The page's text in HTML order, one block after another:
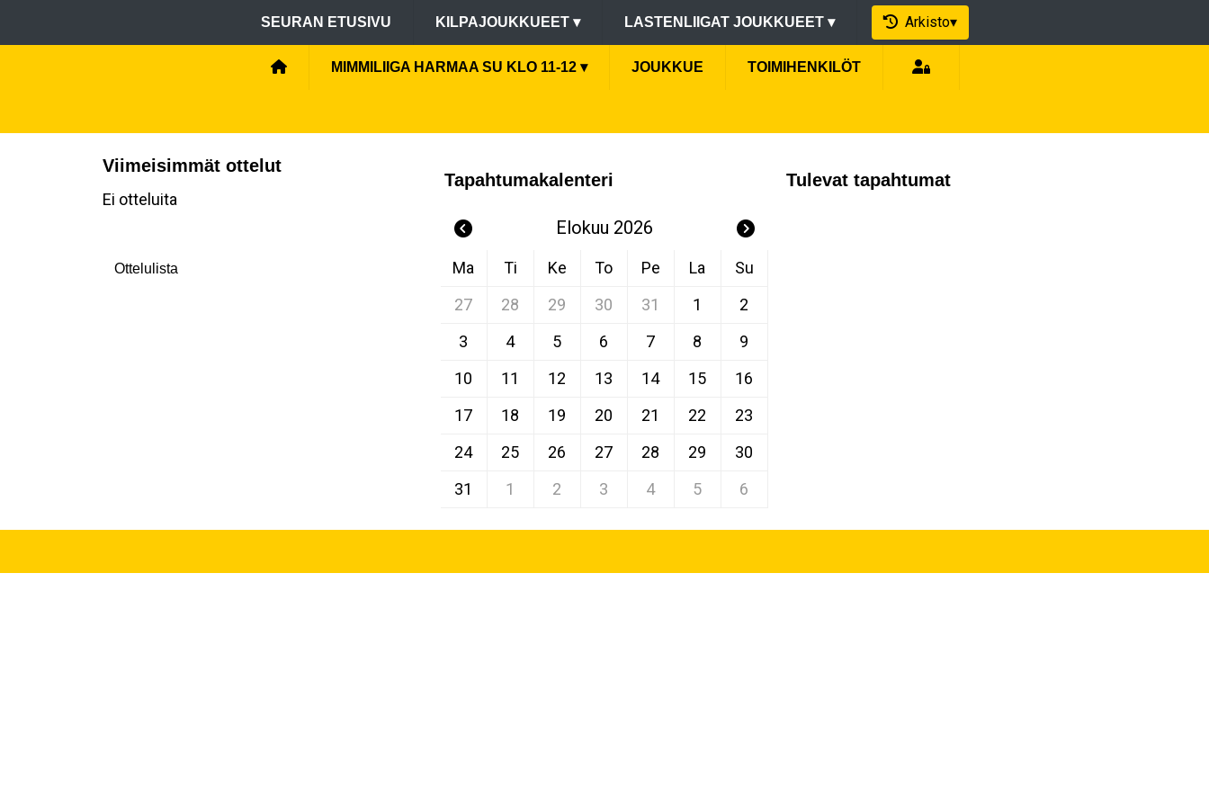
SEURAN ETUSIVU KILPAJOUKKUEET ▾ LASTENLIIGAT JOUKKUEET ▾ Arkisto▾
MIMMILIIGA HARMAA SU KLO 11-12 ▾ JOUKKUE TOIMIHENKILÖT
Viimeisimmät ottelut
Ei otteluita
Ottelulista
Tapahtumakalenteri
Elokuu 2026
Ma Ti Ke To Pe La
Su
27
28 29 30 31 1
2
3
4 5 6 7 8
9
10
11 12 13 14 15
16
17
18 19 20 21 22
23
24
25 26 27 28 29
30
31
1 2 3 4 5 6
Tulevat tapahtumat